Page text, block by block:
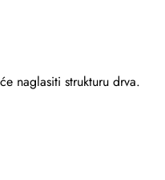
naglasiti strukturu drva.